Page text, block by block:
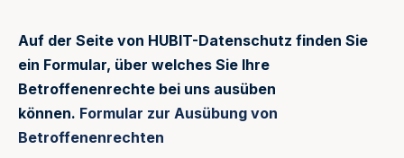
Auf der Seite von HUBIT-Datenschutz finden Sie
ein Formular, über welches Sie Ihre
Betroffenenrechte bei uns ausüben
können. Formular zur Ausübung von
Betroffenenrechten